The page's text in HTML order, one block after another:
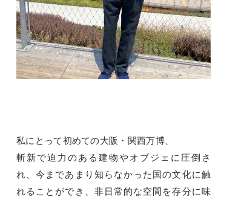
私にとって初めての大阪・関西万博、
斬新で迫力のある建物やオブジェに圧倒さ
れ、今まであまり知らなかった国の文化に触
れることができ、非日常的な空間を存分に味